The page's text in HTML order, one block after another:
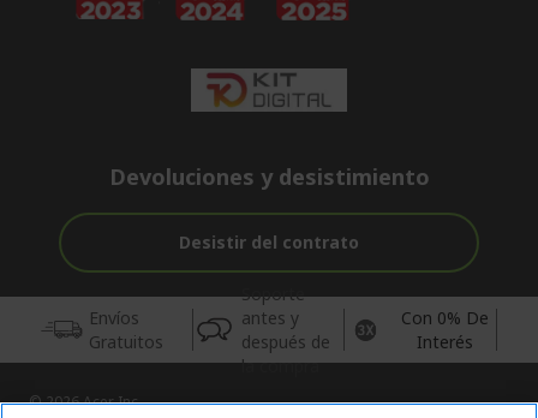
Devoluciones y desistimiento
Desistir del contrato
Envíos
Gratuitos
Soporte
antes y
después de
la compra
Con 0% De
Interés
© 2026 Acer Inc.